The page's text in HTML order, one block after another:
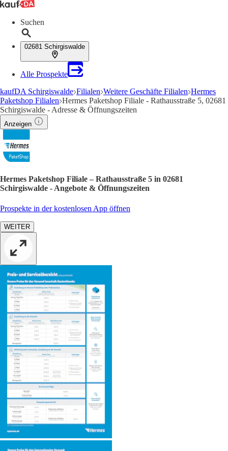
Suchen
02681 Schirgiswalde
Alle Prospekte
kaufDA Schirgiswalde Filialen Weitere Geschäfte Filialen Hermes
Paketshop Filialen Hermes Paketshop Filiale - Rathausstraße 5, 02681
Schirgiswalde - Adresse & Öffnungszeiten
Anzeigen
Hermes Paketshop Filiale – Rathausstraße 5 in 02681
Schirgiswalde - Angebote & Öffnungszeiten
Prospekte in der kostenlosen App öffnen
WEITER